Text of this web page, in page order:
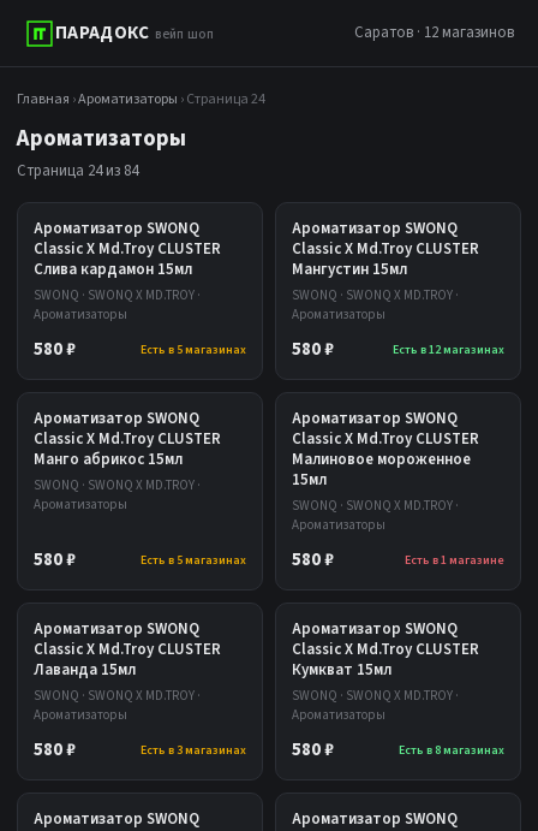
ПАРАДОКС вейп шоп Саратов · 12 магазинов
Главная ›Ароматизаторы › Страница 24
Ароматизаторы
Страница 24 из 84
Ароматизатор SWONQ
Classic X Md.Troy CLUSTER
Слива кардамон 15мл
SWONQ · SWONQ X MD.TROY ·
Ароматизаторы
580 ₽ Есть в 5 магазинах
Ароматизатор SWONQ
Classic X Md.Troy CLUSTER
Мангустин 15мл
SWONQ · SWONQ X MD.TROY ·
Ароматизаторы
580 ₽ Есть в 12 магазинах
Ароматизатор SWONQ
Classic X Md.Troy CLUSTER
Манго абрикос 15мл
SWONQ · SWONQ X MD.TROY ·
Ароматизаторы
580 ₽ Есть в 5 магазинах
Ароматизатор SWONQ
Classic X Md.Troy CLUSTER
Малиновое мороженное
15мл
SWONQ · SWONQ X MD.TROY ·
Ароматизаторы
580 ₽ Есть в 1 магазине
Ароматизатор SWONQ
Classic X Md.Troy CLUSTER
Лаванда 15мл
SWONQ · SWONQ X MD.TROY ·
Ароматизаторы
580 ₽ Есть в 3 магазинах
Ароматизатор SWONQ
Classic X Md.Troy CLUSTER
Кумкват 15мл
SWONQ · SWONQ X MD.TROY ·
Ароматизаторы
580 ₽ Есть в 8 магазинах
Ароматизатор SWONQ
Ароматизатор SWONQ